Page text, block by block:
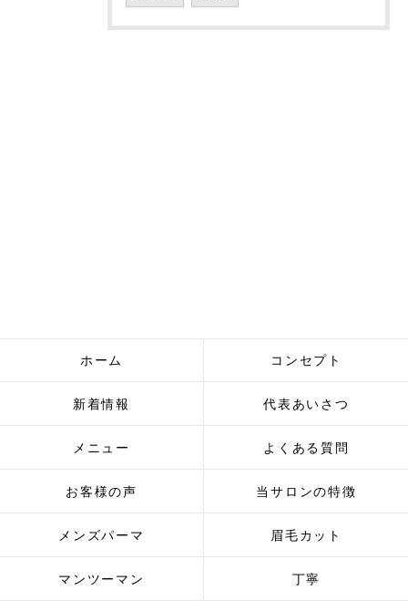
ホーム コンセプト
新着情報 代表あいさつ
メニュー よくある質問
お客様の声 当サロンの特徴
メンズパーマ 眉毛カット
マンツーマン 丁寧